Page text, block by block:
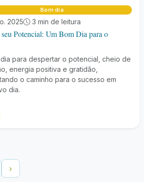
Bom dia
2025 3 min de leitura
Potencial: Um Bom Dia para o
dia para despertar o potencial, cheio de
energia positiva e gratidão,
o caminho para o sucesso em
dia.
›